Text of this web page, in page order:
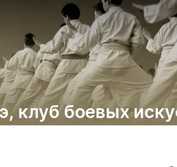
клуб боевых